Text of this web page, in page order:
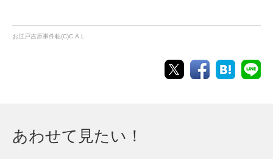
お江戸吉原事件帖(C)C.A.L
あわせて見たい！